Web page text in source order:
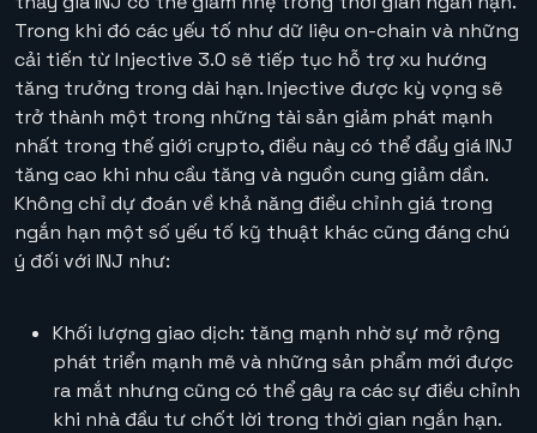
Trong khi đó các yếu tố như dữ liệu on-chain và những
cải tiến từ Injective 3.0 sẽ tiếp tục hỗ trợ xu hướng
tăng trưởng trong dài hạn. Injective được kỳ vọng sẽ
trở thành một trong những tài sản giảm phát mạnh
nhất trong thế giới crypto, điều này có thể đẩy giá INJ
tăng cao khi nhu cầu tăng và nguồn cung giảm dần​.
Không chỉ dự đoán về khả năng điều chỉnh giá trong
ngắn hạn một số yếu tố kỹ thuật khác cũng đáng chú
ý đối với INJ như:
Khối lượng giao dịch: tăng mạnh nhờ sự mở rộng
phát triển mạnh mẽ và những sản phẩm mới được
ra mắt nhưng cũng có thể gây ra các sự điều chỉnh
khi nhà đầu tư chốt lời trong thời gian ngắn hạn.